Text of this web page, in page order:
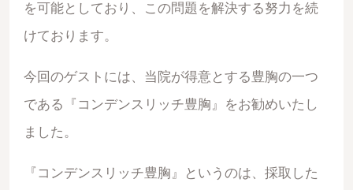
を可能としており、この問題を解決する努力を続
けております。
今回のゲストには、当院が得意とする豊胸の一つ
である『コンデンスリッチ豊胸』をお勧めいたし
ました。
『コンデンスリッチ豊胸』というのは、採取した